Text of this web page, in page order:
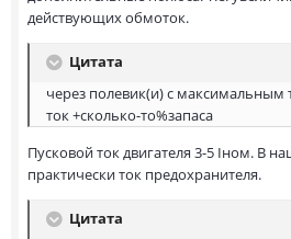
действующих обмоток.
Цитата
через полевик(и) с максимальным
ток +сколько-то%запаса
Пусковой ток двигателя 3-5 Iном. В
практически ток предохранителя.
Цитата